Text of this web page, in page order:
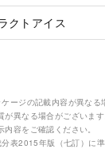
クトアイス
ージの記載内容が異なる
異なる場合がございます
容をご確認ください。
表2015年版（七訂）に